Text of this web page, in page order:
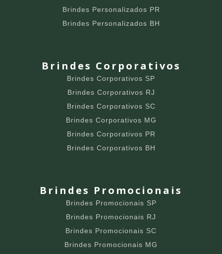
Brindes Personalizados PR
Brindes Personalizados BH
Brindes Corporativos
Brindes Corporativos SP
Brindes Corporativos RJ
Brindes Corporativos SC
Brindes Corporativos MG
Brindes Corporativos PR
Brindes Corporativos BH
Brindes Promocionais
Brindes Promocionais SP
Brindes Promocionais RJ
Brindes Promocionais SC
Brindes Promocionais MG